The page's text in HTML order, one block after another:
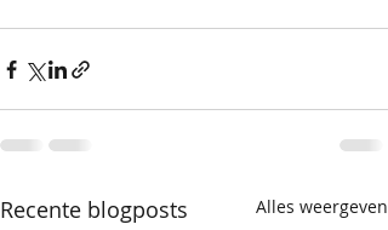
Recente blogposts Alles weergeven